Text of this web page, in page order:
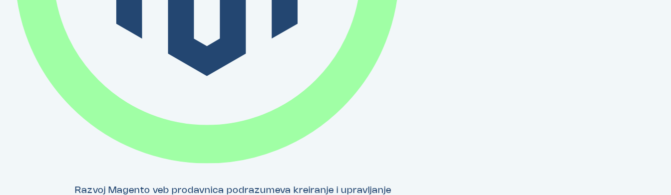
Razvoj Magento veb prodavnica podrazumeva kreiranje i upravljanje